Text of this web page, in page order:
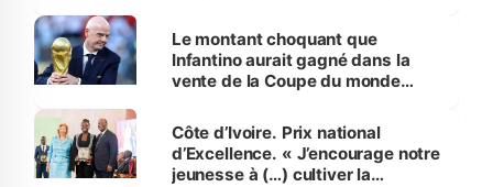
Le montant choquant que
Infantino aurait gagné dans la
vente de la Coupe du monde
Côte d’Ivoire. Prix national
d’Excellence. « J’encourage notre
jeunesse à (…) cultiver la